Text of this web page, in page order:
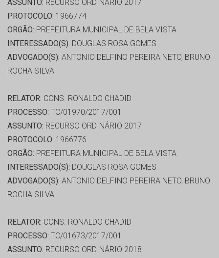
ASSUNTO: RECURSO ORDINÁRIO 2017
PROTOCOLO: 1966774
ORGÃO: PREFEITURA MUNICIPAL DE BELA VISTA
INTERESSADO(S): DOUGLAS ROSA GOMES
ADVOGADO(S): ANTONIO DELFINO PEREIRA NETO, BRUNO
ROCHA SILVA
RELATOR: CONS. RONALDO CHADID
PROCESSO: TC/01970/2017/001
ASSUNTO: RECURSO ORDINÁRIO 2017
PROTOCOLO: 1966776
ORGÃO: PREFEITURA MUNICIPAL DE BELA VISTA
INTERESSADO(S): DOUGLAS ROSA GOMES
ADVOGADO(S): ANTONIO DELFINO PEREIRA NETO, BRUNO
ROCHA SILVA
RELATOR: CONS. RONALDO CHADID
PROCESSO: TC/01673/2017/001
ASSUNTO: RECURSO ORDINÁRIO 2018